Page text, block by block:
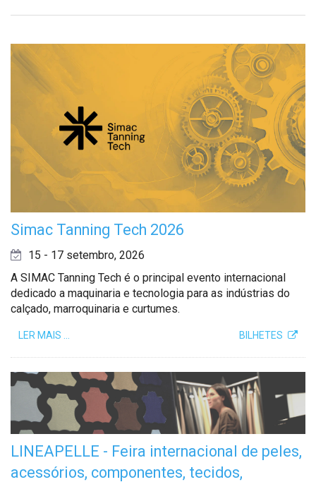
Simac Tanning Tech 2026
15 - 17 setembro, 2026
A SIMAC Tanning Tech é o principal evento internacional
dedicado a maquinaria e tecnologia para as indústrias do
calçado, marroquinaria e curtumes.
BILHETES
LER MAIS …
LINEAPELLE - Feira internacional de peles,
acessórios, componentes, tecidos,